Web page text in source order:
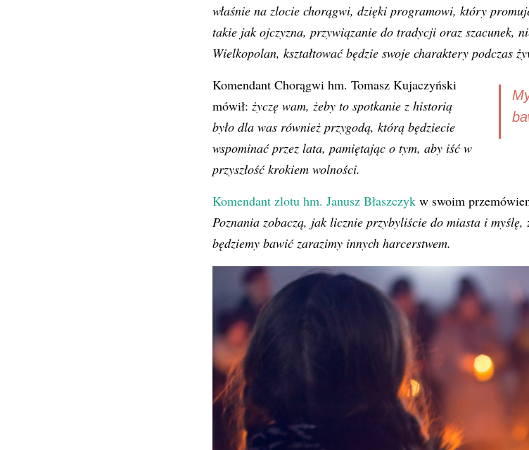
właśnie na zlocie chorągwi, dzięki programowi, który
takie jak ojczyzna, przywiązanie do tradycji oraz szacunek,
Wielkopolan, kształtować będzie swoje charaktery podczas
Komendant Chorągwi hm. Tomasz Kujaczyński
mówił: życzę wam, żeby to spotkanie z historią
było dla was również przygodą, którą będziecie
wspominać przez lata, pamiętając o tym, aby iść w
przyszłość krokiem wolności.
Komendant zlotu hm. Janusz Błaszczykw swoim
Poznania zobaczą, jak licznie przybyliście do miasta i myślę,
będziemy bawić zarazimy innych harcerstwem.